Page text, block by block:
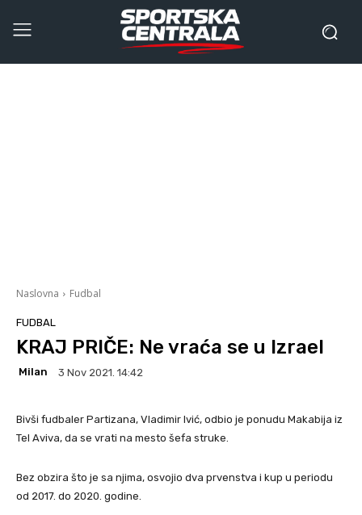
Naslovna Fudbal
FUDBAL
KRAJ PRIČE: Ne vraća se u Izrael
Milan 3 Nov 2021. 14:42
Bivši fudbaler Partizana, Vladimir Ivić, odbio je ponudu Makabija iz
Tel Aviva, da se vrati na mesto šefa struke.
Bez obzira što je sa njima, osvojio dva prvenstva i kup u periodu
od 2017. do 2020. godine.